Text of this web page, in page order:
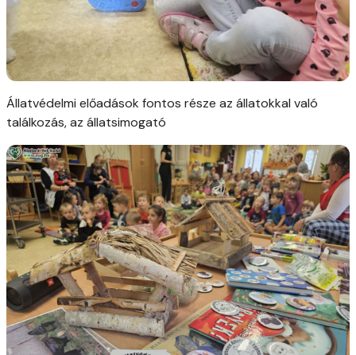
Állatvédelmi előadások fontos része az állatokkal való
találkozás, az állatsimogató